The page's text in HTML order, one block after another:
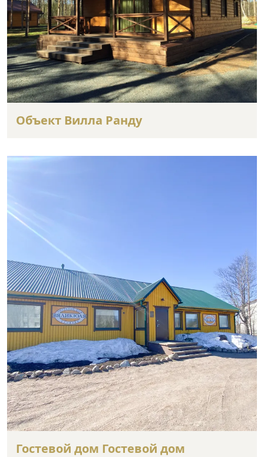
Объект Вилла Ранду
Гостевой дом Гостевой дом